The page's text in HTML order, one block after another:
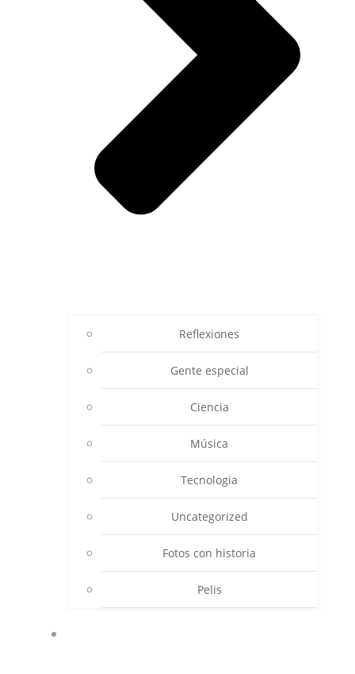
Reflexiones
Gente especial
Ciencia
Música
Tecnologia
Uncategorized
Fotos con historia
Pelis